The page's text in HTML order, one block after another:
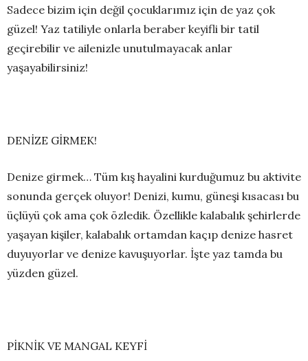
Sadece bizim için değil çocuklarımız için de yaz çok
güzel! Yaz tatiliyle onlarla beraber keyifli bir tatil
geçirebilir ve ailenizle unutulmayacak anlar
yaşayabilirsiniz!
DENİZE GİRMEK!
Denize girmek… Tüm kış hayalini kurduğumuz bu aktivite
sonunda gerçek oluyor! Denizi, kumu, güneşi kısacası bu
üçlüyü çok ama çok özledik. Özellikle kalabalık şehirlerde
yaşayan kişiler, kalabalık ortamdan kaçıp denize hasret
duyuyorlar ve denize kavuşuyorlar. İşte yaz tamda bu
yüzden güzel.
PİKNİK VE MANGAL KEYFİ